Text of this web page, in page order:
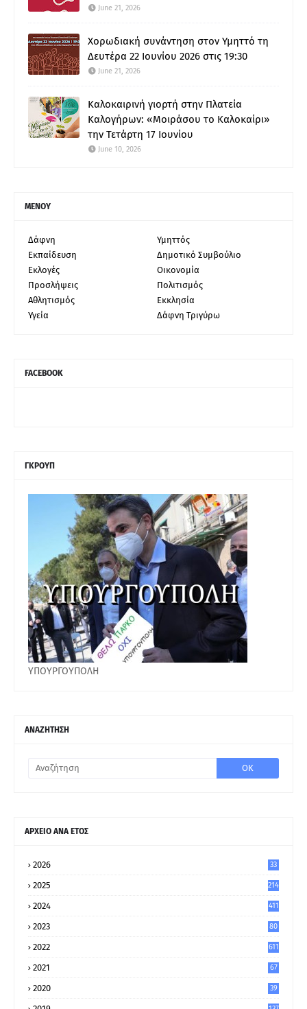
June 21, 2026
Χορωδιακή συνάντηση στον Υμηττό τη
Δευτέρα 22 Ιουνίου 2026 στις 19:30
June 21, 2026
Καλοκαιρινή γιορτή στην Πλατεία
Καλογήρων: «Μοιράσου το Καλοκαίρι»
την Τετάρτη 17 Ιουνίου
June 10, 2026
ΜΕΝΟΥ
Δάφνη
Υμηττός
Εκπαίδευση
Δημοτικό Συμβούλιο
Εκλογές
Οικονομία
Προσλήψεις
Πολιτισμός
Αθλητισμός
Εκκλησία
Υγεία
Δάφνη Τριγύρω
FACEBOOK
ΓΚΡΟΥΠ
ΥΠΟΥΡΓΟΥΠΟΛΗ
ΑΝΑΖΗΤΗΣΗ
ΑΡΧΕΙΟ ΑΝΑ ΕΤΟΣ
2026 33
2025 214
2024 411
2023
80
2022 611
2021
67
2020
39